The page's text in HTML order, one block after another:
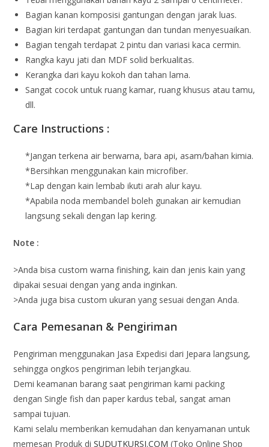
Bagian kanan komposisi gantungan dengan jarak luas.
Bagian kiri terdapat gantungan dan tundan menyesuaikan.
Bagian tengah terdapat 2 pintu dan variasi kaca cermin.
Rangka kayu jati dan MDF solid berkualitas.
Kerangka dari kayu kokoh dan tahan lama.
Sangat cocok untuk ruang kamar, ruang khusus atau tamu,
dll.
Care Instructions :
*Jangan terkena air berwarna, bara api, asam/bahan kimia.
*Bersihkan menggunakan kain microfiber.
*Lap dengan kain lembab ikuti arah alur kayu.
*Apabila noda membandel boleh gunakan air kemudian
langsung sekali dengan lap kering.
Note :
>Anda bisa custom warna finishing, kain dan jenis kain yang
dipakai sesuai dengan yang anda inginkan.
>Anda juga bisa custom ukuran yang sesuai dengan Anda.
Cara Pemesanan & Pengiriman
Pengiriman menggunakan Jasa Expedisi dari Jepara langsung,
sehingga ongkos pengiriman lebih terjangkau.
Demi keamanan barang saat pengiriman kami packing
dengan Single fish dan paper kardus tebal, sangat aman
sampai tujuan.
Kami selalu memberikan kemudahan dan kenyamanan untuk
memesan Produk diSUDUTKURSI.COM (Toko Online Shop